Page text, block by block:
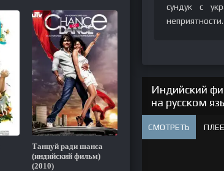
сундук с
неприятности.
Индийский
на русском
СМОТРЕТЬ
Танцуй ради шанса
(индийский фильм)
(2010)